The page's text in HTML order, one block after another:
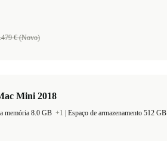
€ (Novo)
Mini 2018
memória 8.0 GB +1 Espaço de armazenamento 512 GB